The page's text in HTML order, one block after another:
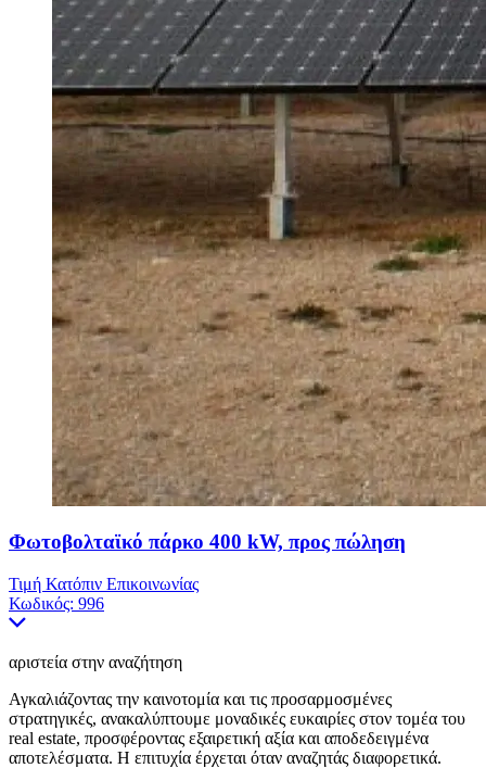
Φωτοβολταϊκό πάρκο 400 kW, προς πώληση
Τιμή Κατόπιν Επικοινωνίας
Κωδικός: 996
αριστεία στην αναζήτηση
Αγκαλιάζοντας την καινοτομία και τις προσαρμοσμένες
στρατηγικές, ανακαλύπτουμε μοναδικές ευκαιρίες στον τομέα του
real estate, προσφέροντας εξαιρετική αξία και αποδεδειγμένα
αποτελέσματα. Η επιτυχία έρχεται όταν αναζητάς διαφορετικά.